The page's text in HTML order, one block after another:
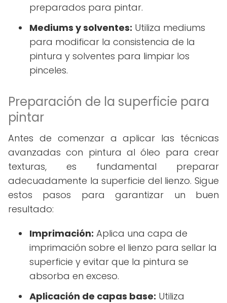
preparados para pintar.
Mediums y solventes: Utiliza mediums
para modificar la consistencia de la
pintura y solventes para limpiar los
pinceles.
Preparación de la superficie para
pintar
Antes de comenzar a aplicar las técnicas
avanzadas con pintura al óleo para crear
texturas, es fundamental preparar
adecuadamente la superficie del lienzo. Sigue
estos pasos para garantizar un buen
resultado:
Imprimación: Aplica una capa de
imprimación sobre el lienzo para sellar la
superficie y evitar que la pintura se
absorba en exceso.
Aplicación de capas base: Utiliza